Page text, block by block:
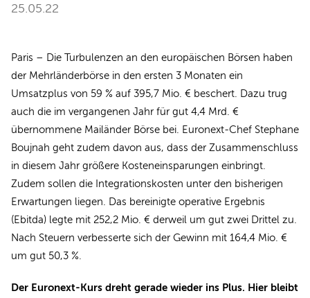
25.05.22
Paris – Die Turbulenzen an den europäischen Börsen haben
der Mehrländerbörse in den ersten 3 Monaten ein
Umsatzplus von 59 % auf 395,7 Mio. € beschert. Dazu trug
auch die im vergangenen Jahr für gut 4,4 Mrd. €
übernommene Mailänder Börse bei. Euronext-Chef Stephane
Boujnah geht zudem davon aus, dass der Zusammenschluss
in diesem Jahr größere Kosteneinsparungen einbringt.
Zudem sollen die Integrationskosten unter den bisherigen
Erwartungen liegen. Das bereinigte operative Ergebnis
(Ebitda) legte mit 252,2 Mio. € derweil um gut zwei Drittel zu.
Nach Steuern verbesserte sich der Gewinn mit 164,4 Mio. €
um gut 50,3 %.
Der Euronext-Kurs dreht gerade wieder ins Plus. Hier bleibt